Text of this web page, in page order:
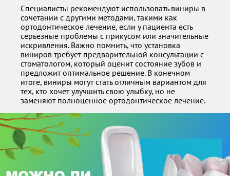
Специалисты рекомендуют использовать виниры в
сочетании с другими методами, такими как
ортодонтическое лечение, если у пациента есть
серьезные проблемы с прикусом или значительные
искривления. Важно помнить, что установка
виниров требует предварительной консультации с
стоматологом, который оценит состояние зубов и
предложит оптимальное решение. В конечном
итоге, виниры могут стать отличным вариантом для
тех, кто хочет улучшить свою улыбку, но не
заменяют полноценное ортодонтическое лечение.